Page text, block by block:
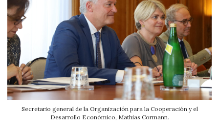
Secretario general de la Organización para la Cooperación y el
Desarrollo Económico, Mathias Cormann.